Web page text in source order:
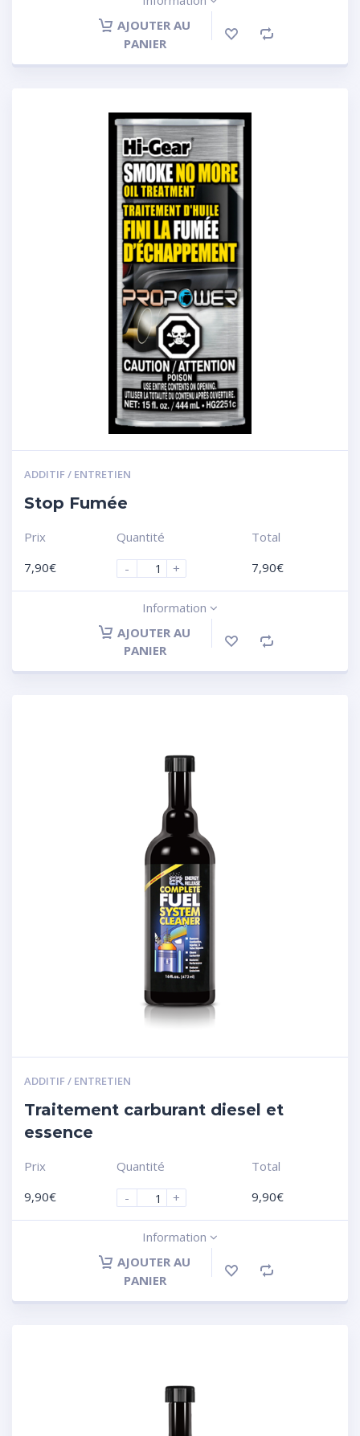
AJOUTER AU
PANIER
ADDITIF / ENTRETIEN
Stop Fumée
Prix
7,90€
Quantité
-
+
Total
7,90€
Information
AJOUTER AU
PANIER
ADDITIF / ENTRETIEN
Traitement carburant diesel et
essence
Prix
9,90€
Quantité
-
+
Total
9,90€
Information
AJOUTER AU
PANIER